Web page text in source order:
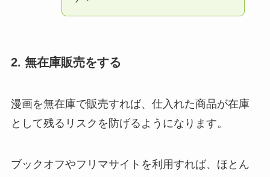
2. 無在庫販売をする
漫画を無在庫で販売すれば、仕入れた商品が在庫
として残るリスクを防げるようになります。
ブックオフやフリマサイトを利用すれば、ほとん